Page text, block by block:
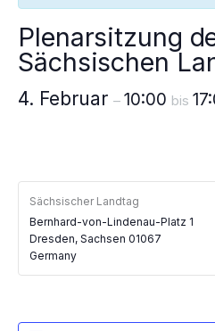
Plenarsitzung
Sächsischen
4. Februar – 10:00 bis
Sächsischer Landtag
Bernhard-von-Lindenau-Platz 1
Dresden, Sachsen 01067
Germany